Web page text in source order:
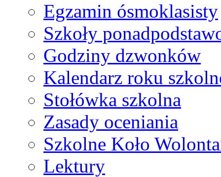
Egzamin ósmoklasisty
Szkoły
Godziny dzwonków
Kalendarz roku
Stołówka szkolna
Zasady oceniania
Szkolne Koło
Lektury